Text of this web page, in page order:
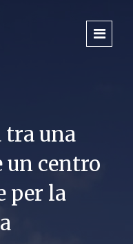
tra una
un centro
per la